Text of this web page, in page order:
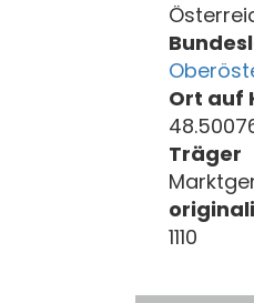
Ort auf
Träger
1110